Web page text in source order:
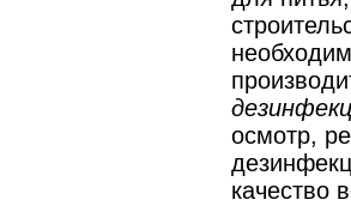
осмотр,
качество